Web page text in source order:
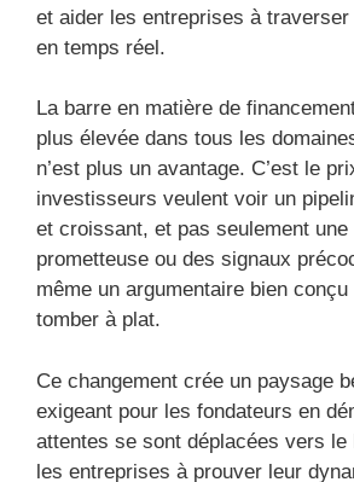
et aider les entreprises à
en temps réel.
La barre en matière de
plus élevée dans tous les
n’est plus un avantage. C’est le
investisseurs veulent voir un
et croissant, et pas seulement une
prometteuse ou des signaux
même un argumentaire bien
tomber à plat.
Ce changement crée un paysage
exigeant pour les fondateurs en
attentes se sont déplacées vers le
les entreprises à prouver leur